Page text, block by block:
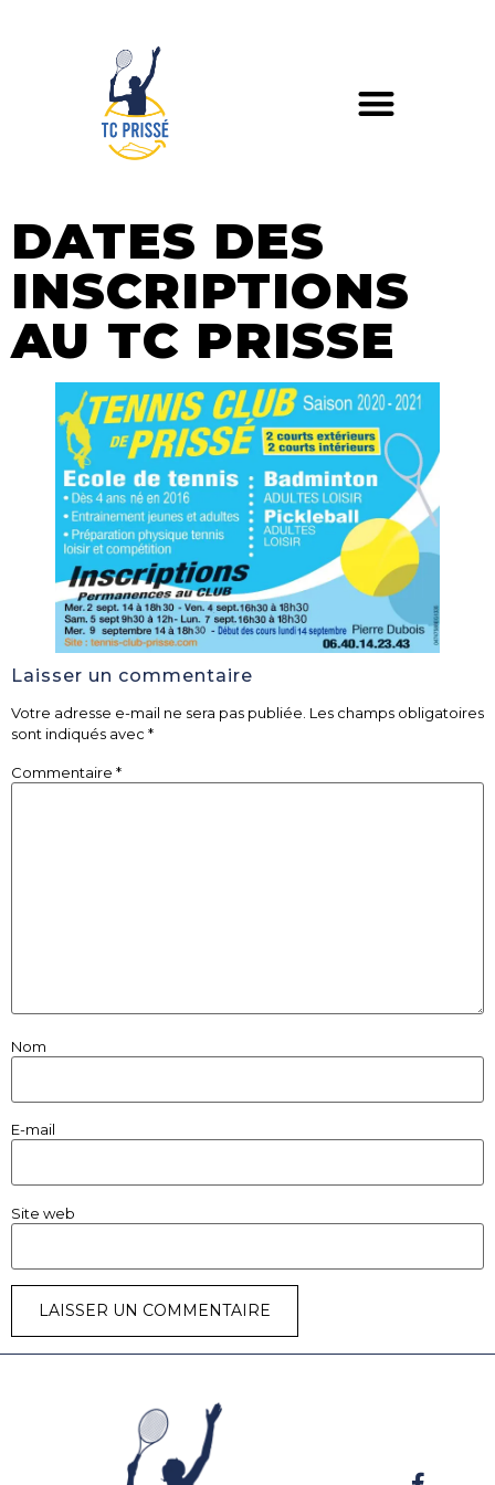
DATES DES
INSCRIPTIONS
AU TC PRISSE
Laisser un commentaire
Votre adresse e-mail ne sera pas publiée. Les champs obligatoires
sont indiqués avec *
Commentaire *
Nom
E-mail
Site web